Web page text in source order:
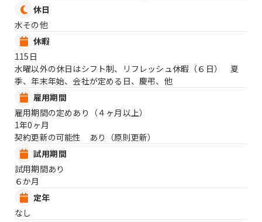
休日
水その他
休暇
115日
水曜以外の休日はシフト制、リフレッシュ休暇（６日） 夏
季、年末年始、会社が定める日、慶弔、他
雇用期間
雇用期間の定めあり（４ヶ月以上）
1年0ヶ月
契約更新の可能性 あり（原則更新）
試用期間
試用期間あり
６か月
定年
なし